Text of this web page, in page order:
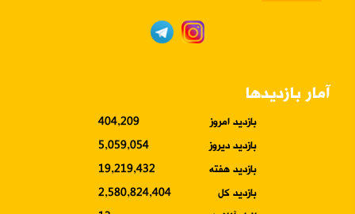
آمار بازدیدها
بازدید امروز
404,209
بازدید دیروز
5,059,054
بازدید هفته
19,219,432
بازدید کل
2,580,824,404